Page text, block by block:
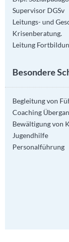
Supervisor DGSv
Leitungs- und
Krisenberatung.
Leitung
Besondere
Begleitung von
Coaching
Bewältigung von
Jugendhilfe
Personalführung